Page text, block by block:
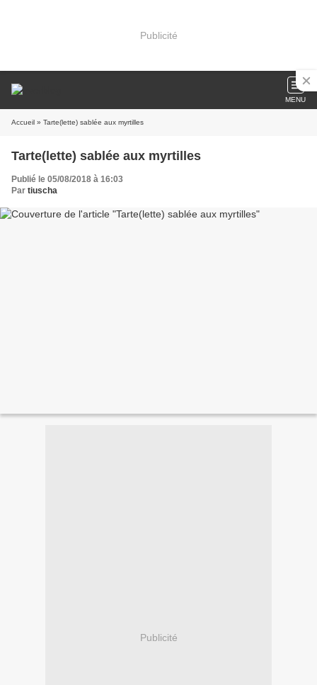
Publicité
MENU
Accueil » Tarte(lette) sablée aux myrtilles
Tarte(lette) sablée aux myrtilles
Publié le 05/08/2018 à 16:03
Par tiuscha
Publicité